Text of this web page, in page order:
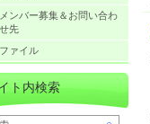
メンバー募集＆お問い合わ
せ先
ファイル
ト内検索